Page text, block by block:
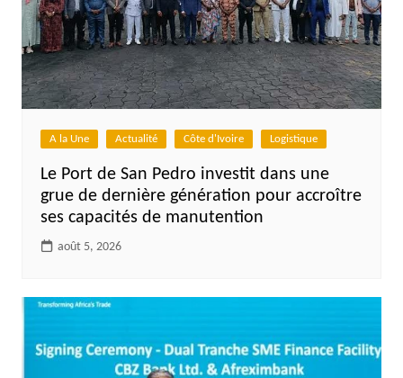
A la Une Actualité Côte d'Ivoire Logistique
Le Port de San Pedro investit dans une
grue de dernière génération pour accroître
ses capacités de manutention
août 5, 2026